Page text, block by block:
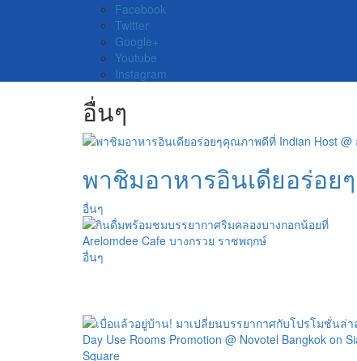
Facebook
Twitter
Google+
Youtube
Instagram
อื่นๆ
พาชิมอาหารอินเดียอร่อ
อื่นๆ
อื่นๆ